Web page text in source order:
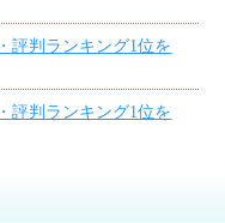
評判ランキング1位を
評判ランキング1位を